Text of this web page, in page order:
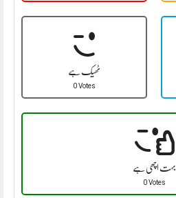
ٹھیک ہے
0 Votes
بہت اچھی ہے
0 Votes